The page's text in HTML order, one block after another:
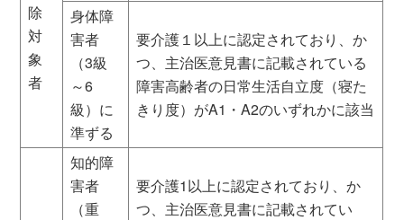
除
対
象
者
身体障
害者
（3級
～6
級）に
準ずる
要介護１以上に認定されており、か
つ、主治医意見書に記載されている
障害高齢者の日常生活自立度（寝た
きり度）がA1・A2のいずれかに該当
知的障
害者
（重
要介護1以上に認定されており、か
つ、主治医意見書に記載されてい